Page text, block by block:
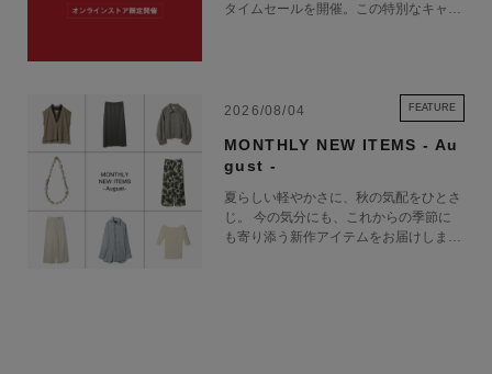
タイムセールを開催。この特別なキャン
2026/08/04 FEATURE
MONTHLY NEW ITEMS - Au
gust -
夏らしい軽やかさに、秋の気配をひとさ
じ。 今の気分にも、これからの季節に
も寄り添う新作アイテムをお届けしま